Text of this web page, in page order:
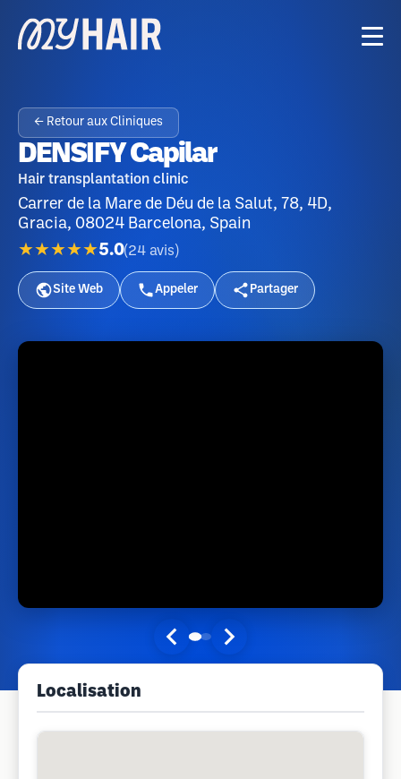
← Retour aux Cliniques
DENSIFY Capilar
Hair transplantation clinic
Carrer de la Mare de Déu de la Salut, 78, 4D,
Gracia, 08024 Barcelona, Spain
★★★★★5.0(24 avis )
Site Web Appeler Partager
Localisation